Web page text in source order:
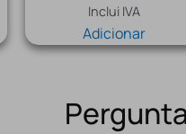
Inclui IVA
Adicionar